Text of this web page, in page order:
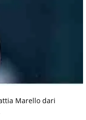
Marello dari